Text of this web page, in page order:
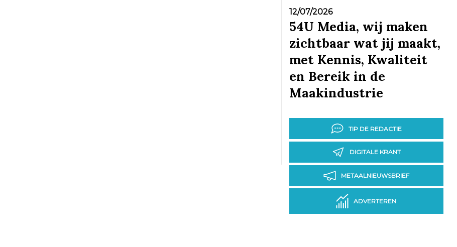
12/07/2026
54U Media, wij maken
zichtbaar wat jij maakt,
met Kennis, Kwaliteit
en Bereik in de
Maakindustrie
TIP DE REDACTIE
DIGITALE KRANT
METAALNIEUWSBRIEF
ADVERTEREN